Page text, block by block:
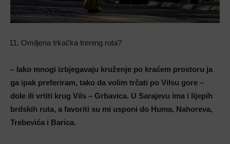
Omiljena trkačka trening ruta?
– Iako mnogi izbjegavaju kruženje po kraćem prostoru ja
ga ipak preferiram, tako da volim trčati po Vilsu gore –
dole ili vrtiti krug Vils – Grbavica. U Sarajevu ima i lijepih
brdskih ruta, a favoriti su mi usponi do Huma, Nahoreva,
Trebevića i Barica.